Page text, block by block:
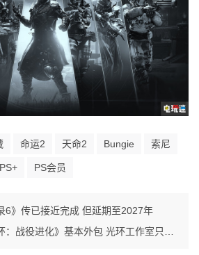
命运2 天命2 Bungie 索尼
PS+ PS会员
6》传已接近完成 但延期至2027年
战役进化》基本外包 光环工作室只挂名指导